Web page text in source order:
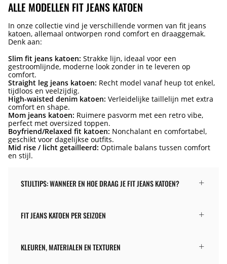
ALLE MODELLEN FIT JEANS KATOEN
In onze collectie vind je verschillende vormen van fit jeans
katoen, allemaal ontworpen rond comfort en draaggemak.
Denk aan:
Slim fit jeans katoen: Strakke lijn, ideaal voor een
gestroomlijnde, moderne look zonder in te leveren op
comfort.
Straight leg jeans katoen: Recht model vanaf heup tot enkel,
tijdloos en veelzijdig.
High-waisted denim katoen: Verleidelijke taillelijn met extra
comfort en shape.
Mom jeans katoen: Ruimere pasvorm met een retro vibe,
perfect met oversized toppen.
Boyfriend/Relaxed fit katoen: Nonchalant en comfortabel,
geschikt voor dagelijkse outfits.
Mid rise / licht getailleerd: Optimale balans tussen comfort
en stijl.
STIJLTIPS: WANNEER EN HOE DRAAG JE FIT JEANS KATOEN?
FIT JEANS KATOEN PER SEIZOEN
KLEUREN, MATERIALEN EN TEXTUREN